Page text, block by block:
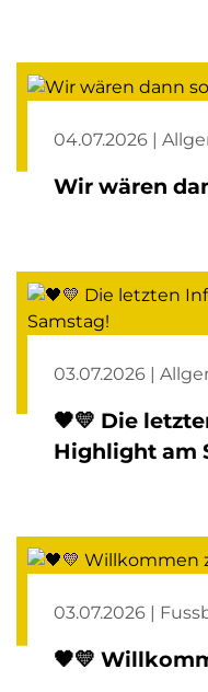
04.07.2026 |
Wir wären
03.07.2026 |
🖤💛 Die
Highlight am
03.07.2026 |
🖤💛